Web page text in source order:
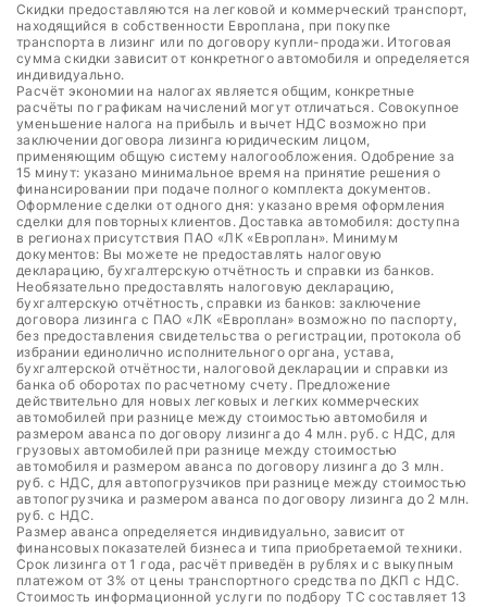
Скидки предоставляются на легковой и коммерческий транспорт,
находящийся в собственности Европлана, при покупке
транспорта в лизинг или по договору купли-продажи. Итоговая
сумма скидки зависит от конкретного автомобиля и определяется
индивидуально.
Расчёт экономии на налогах является общим, конкретные
расчёты по графикам начислений могут отличаться. Совокупное
уменьшение налога на прибыль и вычет НДС возможно при
заключении договора лизинга юридическим лицом,
применяющим общую систему налогообложения. Одобрение за
15 минут: указано минимальное время на принятие решения о
финансировании при подаче полного комплекта документов.
Оформление сделки от одного дня: указано время оформления
сделки для повторных клиентов. Доставка автомобиля: доступна
в регионах присутствия ПАО «ЛК «Европлан». Минимум
документов: Вы можете не предоставлять налоговую
декларацию, бухгалтерскую отчётность и справки из банков.
Необязательно предоставлять налоговую декларацию,
бухгалтерскую отчётность, справки из банков: заключение
договора лизинга с ПАО «ЛК «Европлан» возможно по паспорту,
без предоставления свидетельства о регистрации, протокола об
избрании единолично исполнительного органа, устава,
бухгалтерской отчётности, налоговой декларации и справки из
банка об оборотах по расчетному счету. Предложение
действительно для новых легковых и легких коммерческих
автомобилей при разнице между стоимостью автомобиля и
размером аванса по договору лизинга до 4 млн. руб. с НДС, для
грузовых автомобилей при разнице между стоимостью
автомобиля и размером аванса по договору лизинга до 3 млн.
руб. с НДС, для автопогрузчиков при разнице между стоимостью
автопогрузчика и размером аванса по договору лизинга до 2 млн.
руб. с НДС.
Размер аванса определяется индивидуально, зависит от
финансовых показателей бизнеса и типа приобретаемой техники.
Срок лизинга от 1 года, расчёт приведён в рублях и с выкупным
платежом от 3% от цены транспортного средства по ДКП с НДС.
Стоимость информационной услуги по подбору ТС составляет 13